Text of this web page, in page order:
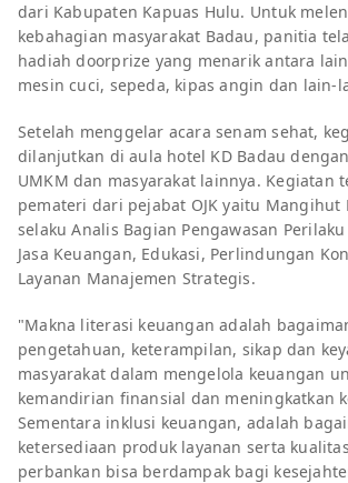
dari Kabupaten Kapuas Hulu. Untuk
kebahagian masyarakat Badau, panitia
hadiah doorprize yang menarik antara lain
mesin cuci, sepeda, kipas angin dan lain-
Setelah menggelar acara senam sehat,
dilanjutkan di aula hotel KD Badau
UMKM dan masyarakat lainnya. Kegiatan
pemateri dari pejabat OJK yaitu Mangihut
selaku Analis Bagian Pengawasan Perilaku
Jasa Keuangan, Edukasi, Perlindungan
Layanan Manajemen Strategis.
"Makna literasi keuangan adalah
pengetahuan, keterampilan, sikap dan
masyarakat dalam mengelola keuangan
kemandirian finansial dan meningkatkan
Sementara inklusi keuangan, adalah
ketersediaan produk layanan serta
perbankan bisa berdampak bagi